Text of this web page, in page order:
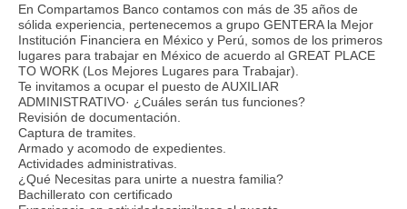
En Compartamos Banco contamos con más de 35 años de
sólida experiencia, pertenecemos a grupo GENTERA la Mejor
Institución Financiera en México y Perú, somos de los primeros
lugares para trabajar en México de acuerdo al GREAT PLACE
TO WORK (Los Mejores Lugares para Trabajar).
Te invitamos a ocupar el puesto de AUXILIAR
ADMINISTRATIVO· ¿Cuáles serán tus funciones?
Revisión de documentación.
Captura de tramites.
Armado y acomodo de expedientes.
Actividades administrativas.
¿Qué Necesitas para unirte a nuestra familia?
Bachillerato con certificado